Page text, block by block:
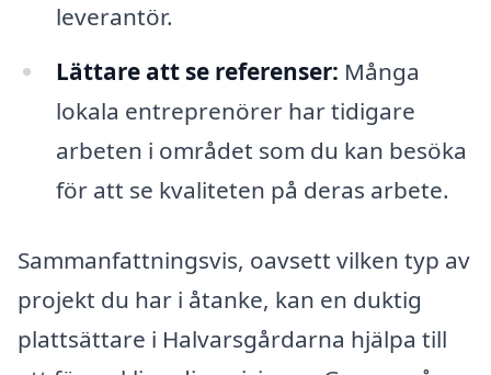
leverantör.
Lättare att se referenser: Många
lokala entreprenörer har tidigare
arbeten i området som du kan besöka
för att se kvaliteten på deras arbete.
Sammanfattningsvis, oavsett vilken typ av
projekt du har i åtanke, kan en duktig
plattsättare i Halvarsgårdarna hjälpa till